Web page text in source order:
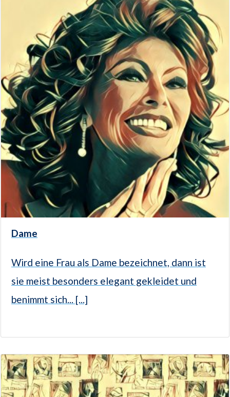
Dame
Wird eine Frau als Dame bezeichnet, dann ist
sie meist besonders elegant gekleidet und
benimmt sich... [...]